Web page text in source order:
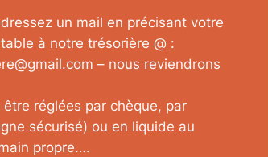
un mail en précisant votre
à notre trésorière @ :
– nous reviendrons
réglées par chèque, par
sécurisé) ou en liquide au
propre….